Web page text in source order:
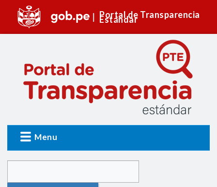
Portal de Transparencia
Estándar
Menu